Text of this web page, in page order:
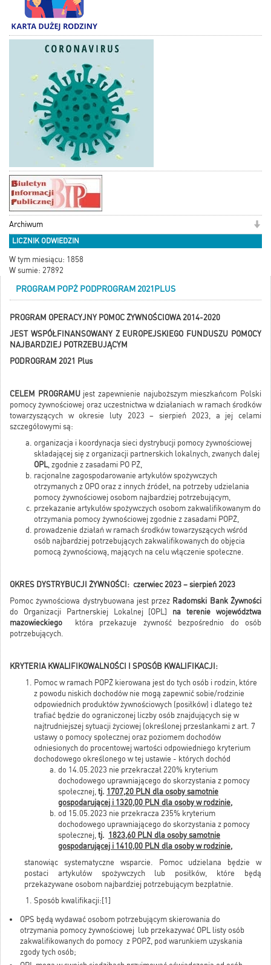
Archiwum
LICZNIK ODWIEDZIN
W tym miesiącu: 1858
W sumie: 27892
PROGRAM POPŻ PODPROGRAM 2021PLUS
PROGRAM OPERACYJNY POMOC ŻYWNOŚCIOWA 2014-2020
JEST WSPÓŁFINANSOWANY Z EUROPEJSKIEGO FUNDUSZU POMOCY
NAJBARDZIEJ POTRZEBUJĄCYM
PODROGRAM 2021 Plus
CELEM PROGRAMU jest zapewnienie najuboższym mieszkańcom Polski
pomocy żywnościowej oraz uczestnictwa w działaniach w ramach środków
towarzyszących w okresie luty 2023 – sierpień 2023, a jej celami
szczegółowymi są:
organizacja i koordynacja sieci dystrybucji pomocy żywnościowej
składającej się z organizacji partnerskich lokalnych, zwanych dalej
OPL, zgodnie z zasadami PO PŻ,
racjonalne zagospodarowanie artykułów spożywczych
otrzymanych z OPO oraz z innych źródeł, na potrzeby udzielania
pomocy żywnościowej osobom najbardziej potrzebującym,
przekazanie artykułów spożywczych osobom zakwalifikowanym do
otrzymania pomocy żywnościowej zgodnie z zasadami POPŻ,
prowadzenie działań w ramach środków towarzyszących wśród
osób najbardziej potrzebujących zakwalifikowanych do objęcia
pomocą żywnościową, mających na celu włączenie społeczne.
OKRES DYSTRYBUCJI ŻYWNOŚCI: czerwiec 2023 – sierpień 2023
Pomoc żywnościowa dystrybuowana jest przez Radomski Bank Żywności
do Organizacji Partnerskiej Lokalnej [OPL] na terenie województwa
mazowieckiego
która przekazuje żywność bezpośrednio do osób
potrzebujących.
KRYTERIA KWALIFIKOWALNOŚCI I SPOSÓB KWALIFIKACJI:
Pomoc w ramach POPŻ kierowana jest do tych osób i rodzin, które
z powodu niskich dochodów nie mogą zapewnić sobie/rodzinie
odpowiednich produktów żywnościowych (posiłków) i dlatego też
trafiać będzie do ograniczonej liczby osób znajdujących się w
najtrudniejszej sytuacji życiowej (określonej przesłankami z art. 7
ustawy o pomocy społecznej oraz poziomem dochodów
odniesionych do procentowej wartości odpowiedniego kryterium
dochodowego określonego w tej ustawie - których dochód
do 14.05.2023 nie przekraczał 220% kryterium
dochodowego uprawniającego do skorzystania z pomocy
społecznej, tj. 1707,20 PLN dla osoby samotnie
gospodarującej i 1320,00 PLN dla osoby w rodzinie,
od 15.05.2023 nie przekracza 235% kryterium
dochodowego uprawniającego do skorzystania z pomocy
społecznej, tj. 1823,60 PLN dla osoby samotnie
gospodarującej i 1410,00 PLN dla osoby w rodzinie,
stanowiąc systematyczne wsparcie. Pomoc udzielana będzie w
postaci artykułów spożywczych lub posiłków, które będą
przekazywane osobom najbardziej potrzebującym bezpłatnie.
Sposób kwalifikacji: [1]
OPS będą wydawać osobom potrzebującym skierowania do
otrzymania pomocy żywnościowej lub przekazywać OPL listy osób
zakwalifikowanych do pomocy z POPŻ, pod warunkiem uzyskania
zgody tych osób;